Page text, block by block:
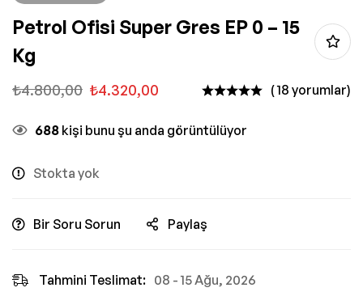
Petrol Ofisi Super Gres EP 0 – 15
Kg
₺4.800,00 ₺4.320,00 ( 18 yorumlar)
688 kişi bunu şu anda görüntülüyor
Stokta yok
Bir Soru Sorun Paylaş
Tahmini Teslimat: 08 - 15 Ağu, 2026